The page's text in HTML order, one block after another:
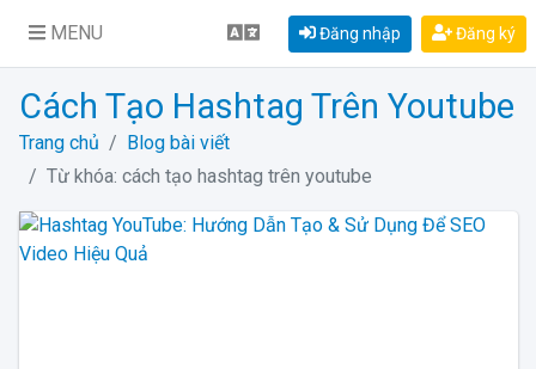
MENU Đăng nhập Đăng ký
Cách Tạo Hashtag Trên Youtube
Trang chủ
Blog bài viết
Từ khóa: cách tạo hashtag trên youtube